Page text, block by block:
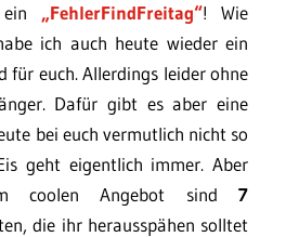
„FehlerFindFreitag“! Wie
ich auch heute wieder ein
für euch. Allerdings leider ohne
Dafür gibt es aber eine
bei euch vermutlich nicht so
geht eigentlich immer. Aber
coolen Angebot sind 7
die ihr herausspähen solltet